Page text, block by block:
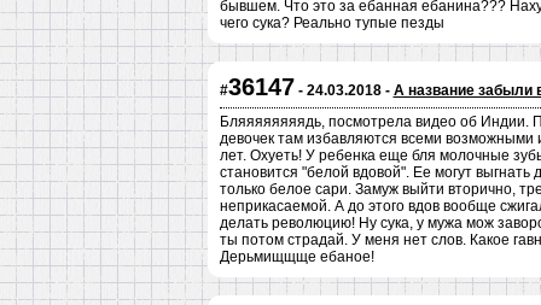
бывшем. Что это за ебанная ебанина???
чего сука? Реально тупые пезды
#36147 - 24.03.2018 - А название забыли
Бляяяяяяяядь, посмотрела видео об Индии.
девочек там избавляются всеми
лет. Охуеть! У ребенка еще бля молочные
становится "белой вдовой". Ее могут
только белое сари. Замуж выйти вторично,
неприкасаемой. А до этого вдов вообще
делать революцию! Ну сука, у мужа мож
ты потом страдай. У меня нет слов. Какое
Дерьмищщще ебаное!